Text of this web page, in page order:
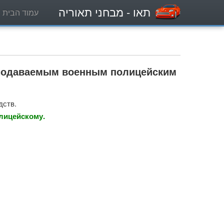
תאו - מבחני תאוריה עמוד הבית
военным полицейским